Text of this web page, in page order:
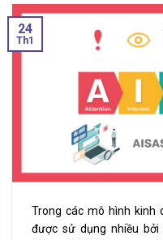
24
Th1
Trong các mô hình kinh
được sử dụng nhiều